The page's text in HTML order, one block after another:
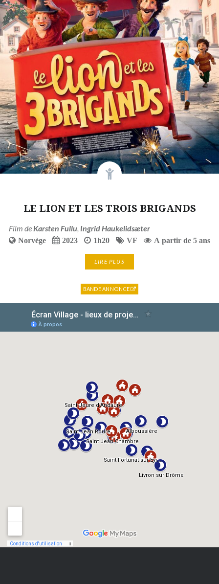
LE LION ET LES TROIS BRIGANDS
Film de Karsten Fullu Ingrid Haukelidsæter
Norvège 2023 1h20 VF A partir de 5 ans
LIRE PLUS
BANDE ANNONCE